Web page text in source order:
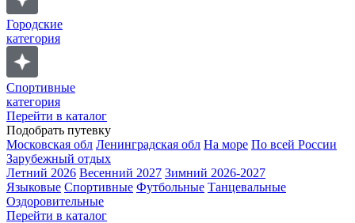
Городские
категория
Спортивные
категория
Перейти в каталог
Подобрать путевку
Московская обл Ленинградская обл На море По всей России
Зарубежный отдых
Летний 2026 Весенний 2027 Зимний 2026-2027
Языковые Спортивные Футбольные Танцевальные
Оздоровительные
Перейти в каталог